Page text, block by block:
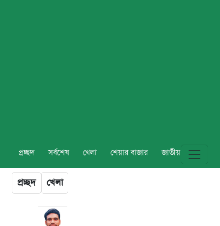
প্রচ্ছদ সর্বশেষ খেলা শেয়ার বাজার জাতীয় বিশ্ব
প্রচ্ছদ খেলা